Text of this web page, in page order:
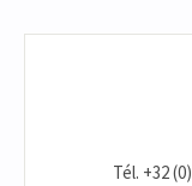
Tél. +32